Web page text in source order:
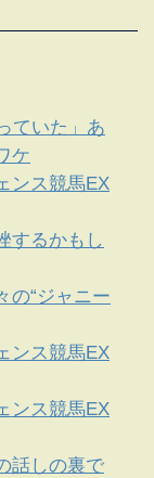
ていた」あ
ケ
ンス競馬EX
するかもし
の“ジャニー
ンス競馬EX
ンス競馬EX
話しの裏で